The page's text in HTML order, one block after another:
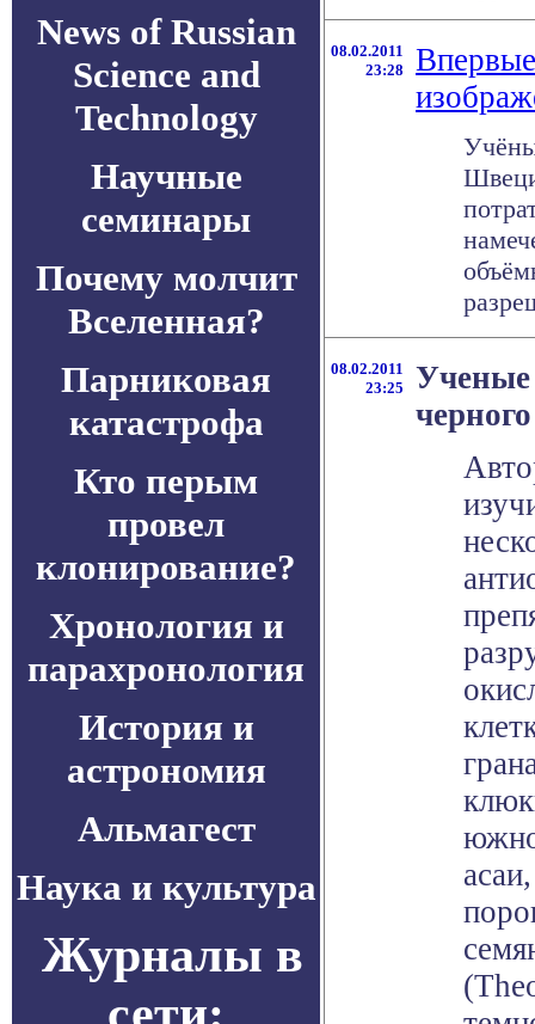
News of Russian
Science and
Technology
Научные
семинары
Почему молчит
Вселенная?
Парниковая
катастрофа
Кто перым
провел
клонирование?
Хронология и
парахронология
История и
астрономия
Альмагест
Наука и культура
Журналы в
сети:
08.02.2011
23:28
08.02.2011
23:25
Ученые